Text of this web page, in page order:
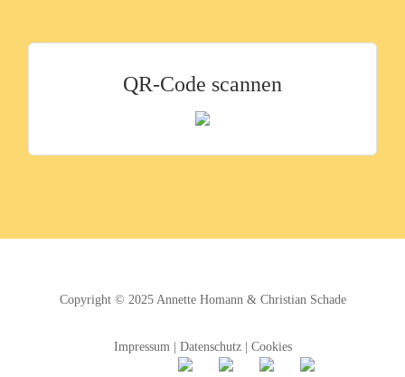
QR-Code scannen
Copyright © 2025 Annette Homann& Christian Schade
Impressum| Datenschutz| Cookies